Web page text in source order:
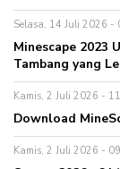
Selasa, 14 Juli 2026 -
Minescape 2023
Tambang yang
Kamis, 2 Juli 2026 -
Download
Kamis, 2 Juli 2026 -